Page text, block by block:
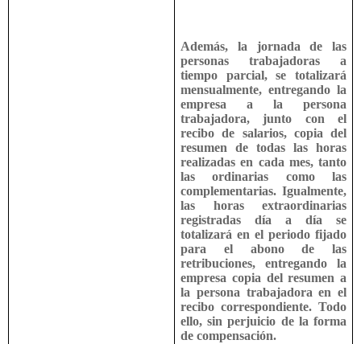
Además, la jornada de las
personas trabajadoras a
tiempo parcial, se totalizará
mensualmente, entregando la
empresa a la persona
trabajadora, junto con el
recibo de salarios, copia del
resumen de todas las horas
realizadas en cada mes, tanto
las ordinarias como las
complementarias. Igualmente,
las horas extraordinarias
registradas día a día se
totalizará en el periodo fijado
para el abono de las
retribuciones, entregando la
empresa copia del resumen a
la persona trabajadora en el
recibo correspondiente. Todo
ello, sin perjuicio de la forma
de compensación.